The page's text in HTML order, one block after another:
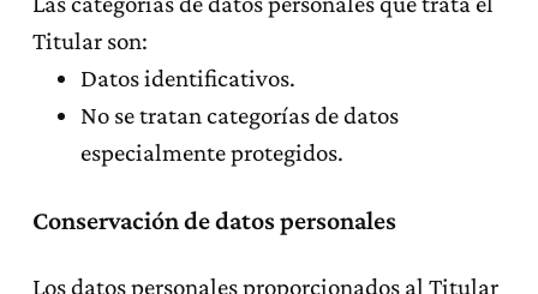
Titular son:
Datos identificativos.
No se tratan categorías de datos
especialmente protegidos.
Conservación de datos personales
Los datos personales proporcionados al Titular